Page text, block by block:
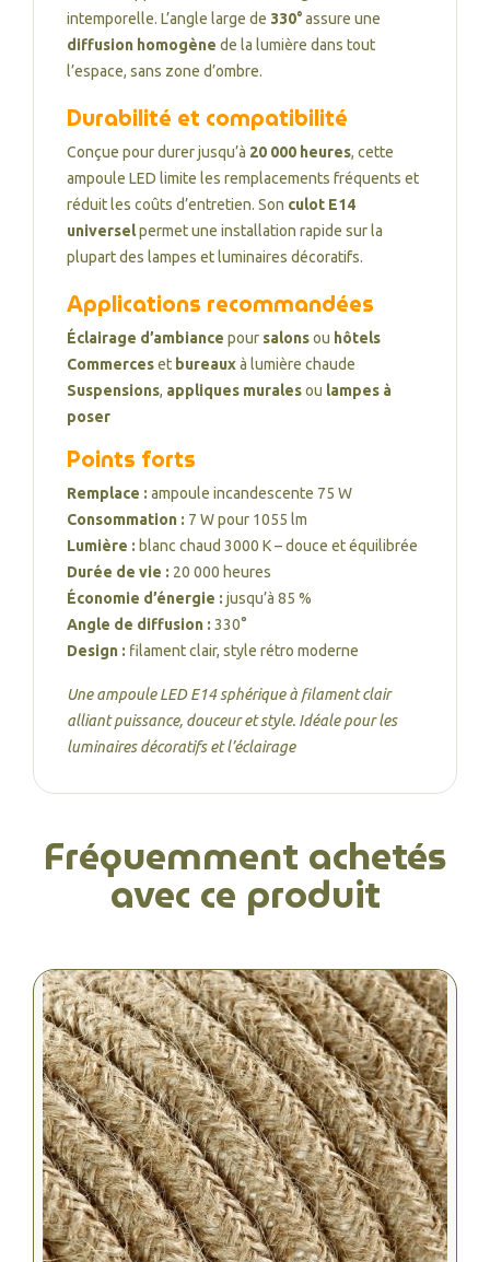
intemporelle. L’angle large de 330°assure une
diffusion homogène de la lumière dans tout
l’espace, sans zone d’ombre.
Durabilité et compatibilité
Conçue pour durer jusqu’à 20 000 heures, cette
ampoule LED limite les remplacements fréquents et
réduit les coûts d’entretien. Son culot E14
universelpermet une installation rapide sur la
plupart des lampes et luminaires décoratifs.
Applications recommandées
Éclairage d’ambiance pour salonsou hôtels
Commerceset bureauxà lumière chaude
Suspensions, appliques muralesou lampes à
poser
Points forts
Remplace : ampoule incandescente 75 W
Consommation : 7 W pour 1055 lm
Lumière : blanc chaud 3000 K – douce et équilibrée
Durée de vie : 20 000 heures
Économie d’énergie : jusqu’à 85 %
Angle de diffusion : 330°
Design : filament clair, style rétro moderne
Une ampoule LED E14 sphérique à filament clair
alliant puissance, douceur et style. Idéale pour les
luminaires décoratifs et l’éclairage
Fréquemment achetés
avec ce produit